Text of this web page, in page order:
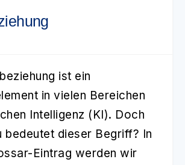
ist ein
in vielen Bereichen
Intelligenz (KI). Doch
bedeutet dieser Begriff? In
Eintrag werden wir